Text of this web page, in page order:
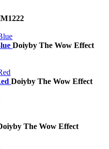
Doiyby The Wow Effect
Doiyby The Wow Effect
by The Wow Effect